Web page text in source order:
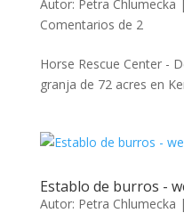
Autor: Petra Chlumecka |
Comentarios de 2
Horse Rescue Center -
granja de 72 acres en
Establo de burros -
Autor: Petra Chlumecka |